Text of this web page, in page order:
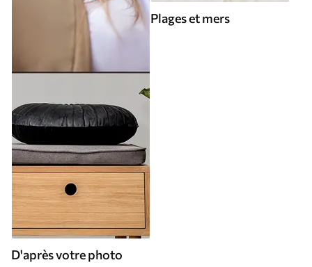
D'après votre photo
Plages et mers